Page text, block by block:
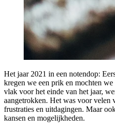
Het jaar 2021 in een notendop:
kregen we een prik en mochten
vlak voor het einde van het jaar,
aangetrokken. Het was voor velen
frustraties en uitdagingen. Maar
kansen en mogelijkheden.